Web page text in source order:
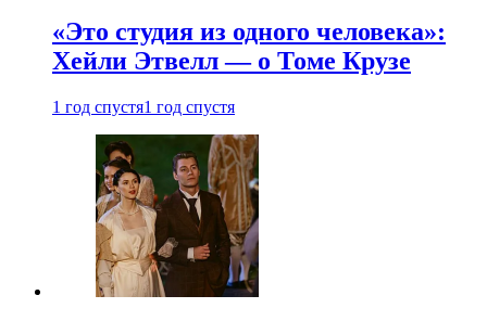
«Это студия из одного человека»:
Хейли Этвелл — о Томе Крузе
1 год спустя1 год спустя